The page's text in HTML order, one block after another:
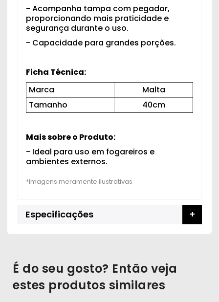
- Acompanha tampa com pegador,
proporcionando mais praticidade e
segurança durante o uso.
- Capacidade para grandes porções.
Ficha Técnica:
Marca
Malta
Tamanho
40cm
Mais sobre o Produto:
- Ideal para uso em fogareiros e
ambientes externos.
Especificações
É do seu gosto? Então veja
estes produtos similares